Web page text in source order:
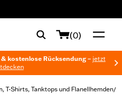
(0)
kostenlose Rücksendung – jetzt
T-Shirts, Tanktops und Flanellhemden/